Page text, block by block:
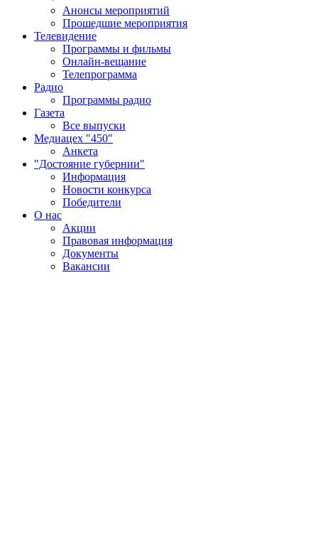
Анонсы мероприятий
Прошедшие мероприятия
Телевидение
Программы и фильмы
Онлайн-вещание
Телепрограмма
Радио
Программы радио
Газета
Все выпуски
Медиацех "450"
Анкета
"Достояние губернии"
Информация
Новости конкурса
Победители
О нас
Акции
Правовая информация
Документы
Вакансии